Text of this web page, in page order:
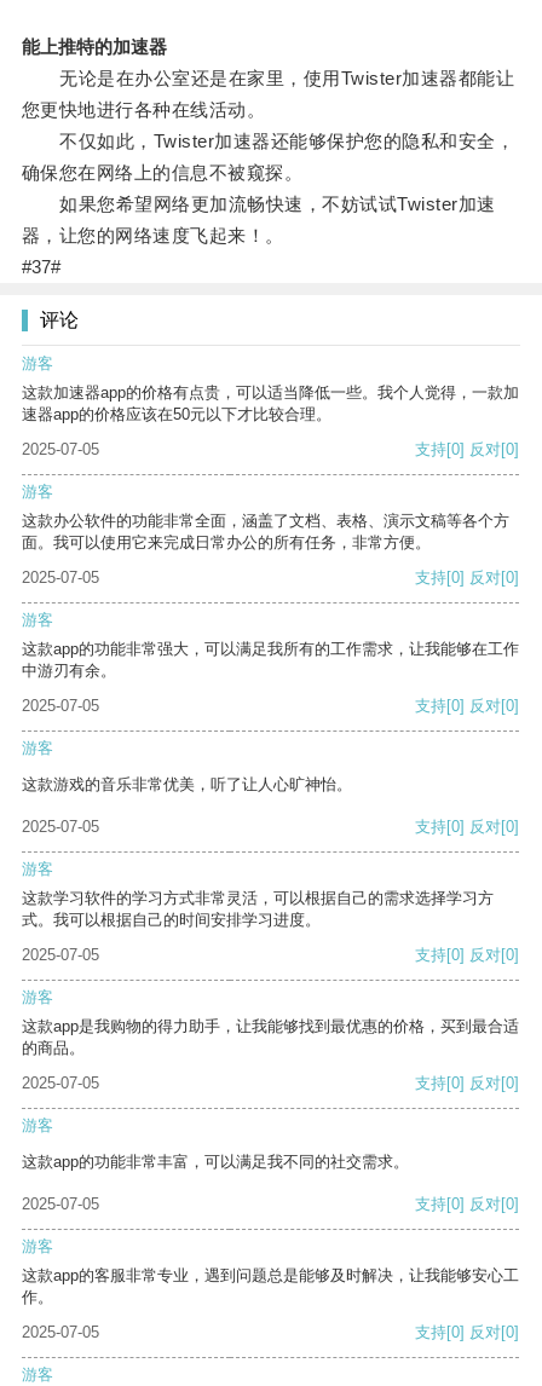
能上推特的加速器
无论是在办公室还是在家里，使用Twister加速器都能让
您更快地进行各种在线活动。
不仅如此，Twister加速器还能够保护您的隐私和安全，
确保您在网络上的信息不被窥探。
如果您希望网络更加流畅快速，不妨试试Twister加速
器，让您的网络速度飞起来！。
#37#
评论
游客
这款加速器app的价格有点贵，可以适当降低一些。我个人觉得，一款加
速器app的价格应该在50元以下才比较合理。
2025-07-05
支持[0] 反对[0]
游客
这款办公软件的功能非常全面，涵盖了文档、表格、演示文稿等各个方
面。我可以使用它来完成日常办公的所有任务，非常方便。
2025-07-05
支持[0] 反对[0]
游客
这款app的功能非常强大，可以满足我所有的工作需求，让我能够在工作
中游刃有余。
2025-07-05
支持[0] 反对[0]
游客
这款游戏的音乐非常优美，听了让人心旷神怡。
2025-07-05 支持[0] 反对[0]
游客
这款学习软件的学习方式非常灵活，可以根据自己的需求选择学习方
式。我可以根据自己的时间安排学习进度。
2025-07-05
支持[0] 反对[0]
游客
这款app是我购物的得力助手，让我能够找到最优惠的价格，买到最合适
的商品。
2025-07-05
支持[0] 反对[0]
游客
这款app的功能非常丰富，可以满足我不同的社交需求。
2025-07-05 支持[0] 反对[0]
游客
这款app的客服非常专业，遇到问题总是能够及时解决，让我能够安心工
作。
2025-07-05
支持[0] 反对[0]
游客